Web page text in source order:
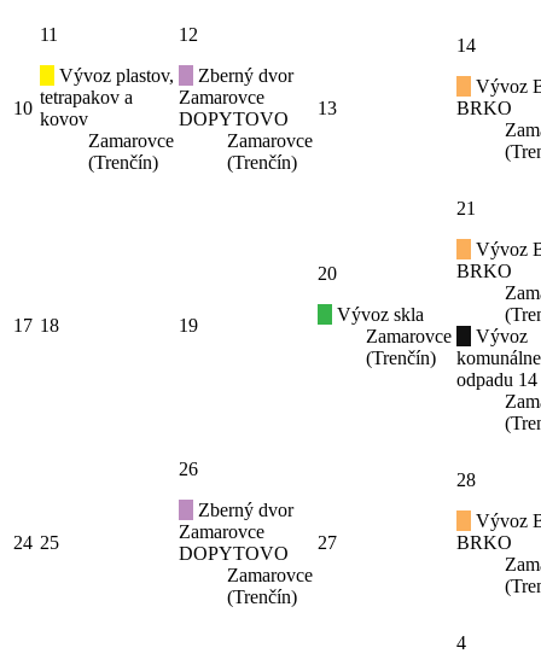
10
11
Vývoz plastov,
tetrapakov a
kovov
Zamarovce
(Trenčín)
12
Zberný dvor
Zamarovce
DOPYTOVO
Zamarovce
(Trenčín)
13
14
Vývoz
BRKO
17 18 19
20
Vývoz skla
Zamarovce
(Trenčín)
21
Vývoz
BRKO
Vývoz
odpadu
24 25
26
Zberný dvor
Zamarovce
DOPYTOVO
Zamarovce
(Trenčín)
27
28
Vývoz
BRKO
4